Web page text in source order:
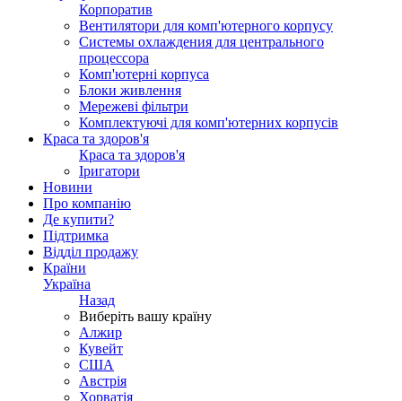
Корпоратив
Вентилятори для комп'ютерного корпусу
Системы охлаждения для центрального
процессора
Комп'ютерні корпуса
Блоки живлення
Мережеві фільтри
Комплектуючі для комп'ютерних корпусів
Краса та здоров'я
Краса та здоров'я
Іригатори
Новини
Про компанію
Де купити?
Підтримка
Відділ продажу
Країни
Україна
Назад
Виберіть вашу країну
Алжир
Кувейт
США
Австрія
Хорватія